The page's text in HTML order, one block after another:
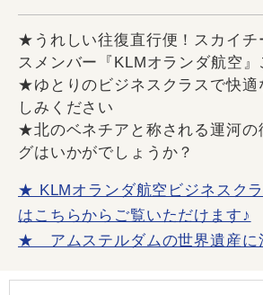
★うれしい往復直行便！スカイチ
スメンバー『KLMオランダ航空』
★ゆとりのビジネスクラスで快適
しみください
★北のベネチアと称される運河の
グはいかがでしょうか？
★ KLMオランダ航空ビジネスク
はこちらからご覧いただけます♪
★ アムステルダムの世界遺産に